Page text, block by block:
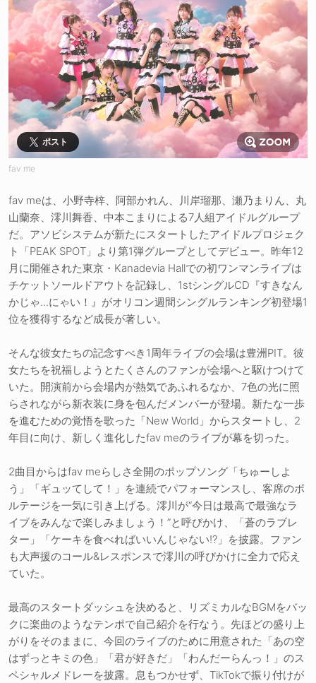
ポスト
fav me
fav meは、小野寺梓、阿部かれん、川岸瑠那、瀬乃まりん、丸
山蘭奈、澪川舞香、中本こまりによる7人組アイドルグループ
だ。アソビシステムが新たにスタートしたアイドルプロジェク
ト「PEAK SPOT」より第1弾グループとしてデビュー。昨年12
月に開催された東京・Kanadevia Hallでの初ワンマンライブは
チケットソールドアウトを記録し、1stシングルCD『すきなん
かじゃ...にゃい！』がオリコン週間シングルランキング初登場1
位を獲得するなど成長が著しい。
そんな彼女たちの記念すべき1周年ライブの会場は豊洲PIT。彼
女たちを祝福しようとたくさんのファンが会場へと駆けつけて
いた。開演前から会場内が熱気であふれるなか、7色の光に照
らされながら新衣装に身を包んだメンバーが登場。新たな一歩
を進むための覚悟を歌った「New World」からスタートし、2
年目に向け、新しく進化したfav meのライブが幕を切った。
2曲目からはfav meらしさ全開のポップソング「ちゅーしよ
う」「ギュッてして！」を連続でパフォーマンスし、客席のボ
ルテージを一気に引き上げる。澪川が“今日は最高で最強なラ
イブをみんなで楽しみましょう！”と呼びかけ、「蒼のラブレ
ター」「ケーキを食べればいいんじゃない!?」を披露。ファン
も大声援のコール&レスポンスで澪川の呼びかけに全力で応え
ていた。
最高のスタートダッシュを決めると、リズミカルなBGMをバッ
クに楽曲のようなテンポで自己紹介を行なう。先ほどの盛り上
がりをそのままに、今回のライブのために用意された「あの空
はずっとキミの色」「君が好きだ」「わんだーらんっ！」のス
ペシャルメドレーを披露。息もつかせず、TikTokで振り付けが